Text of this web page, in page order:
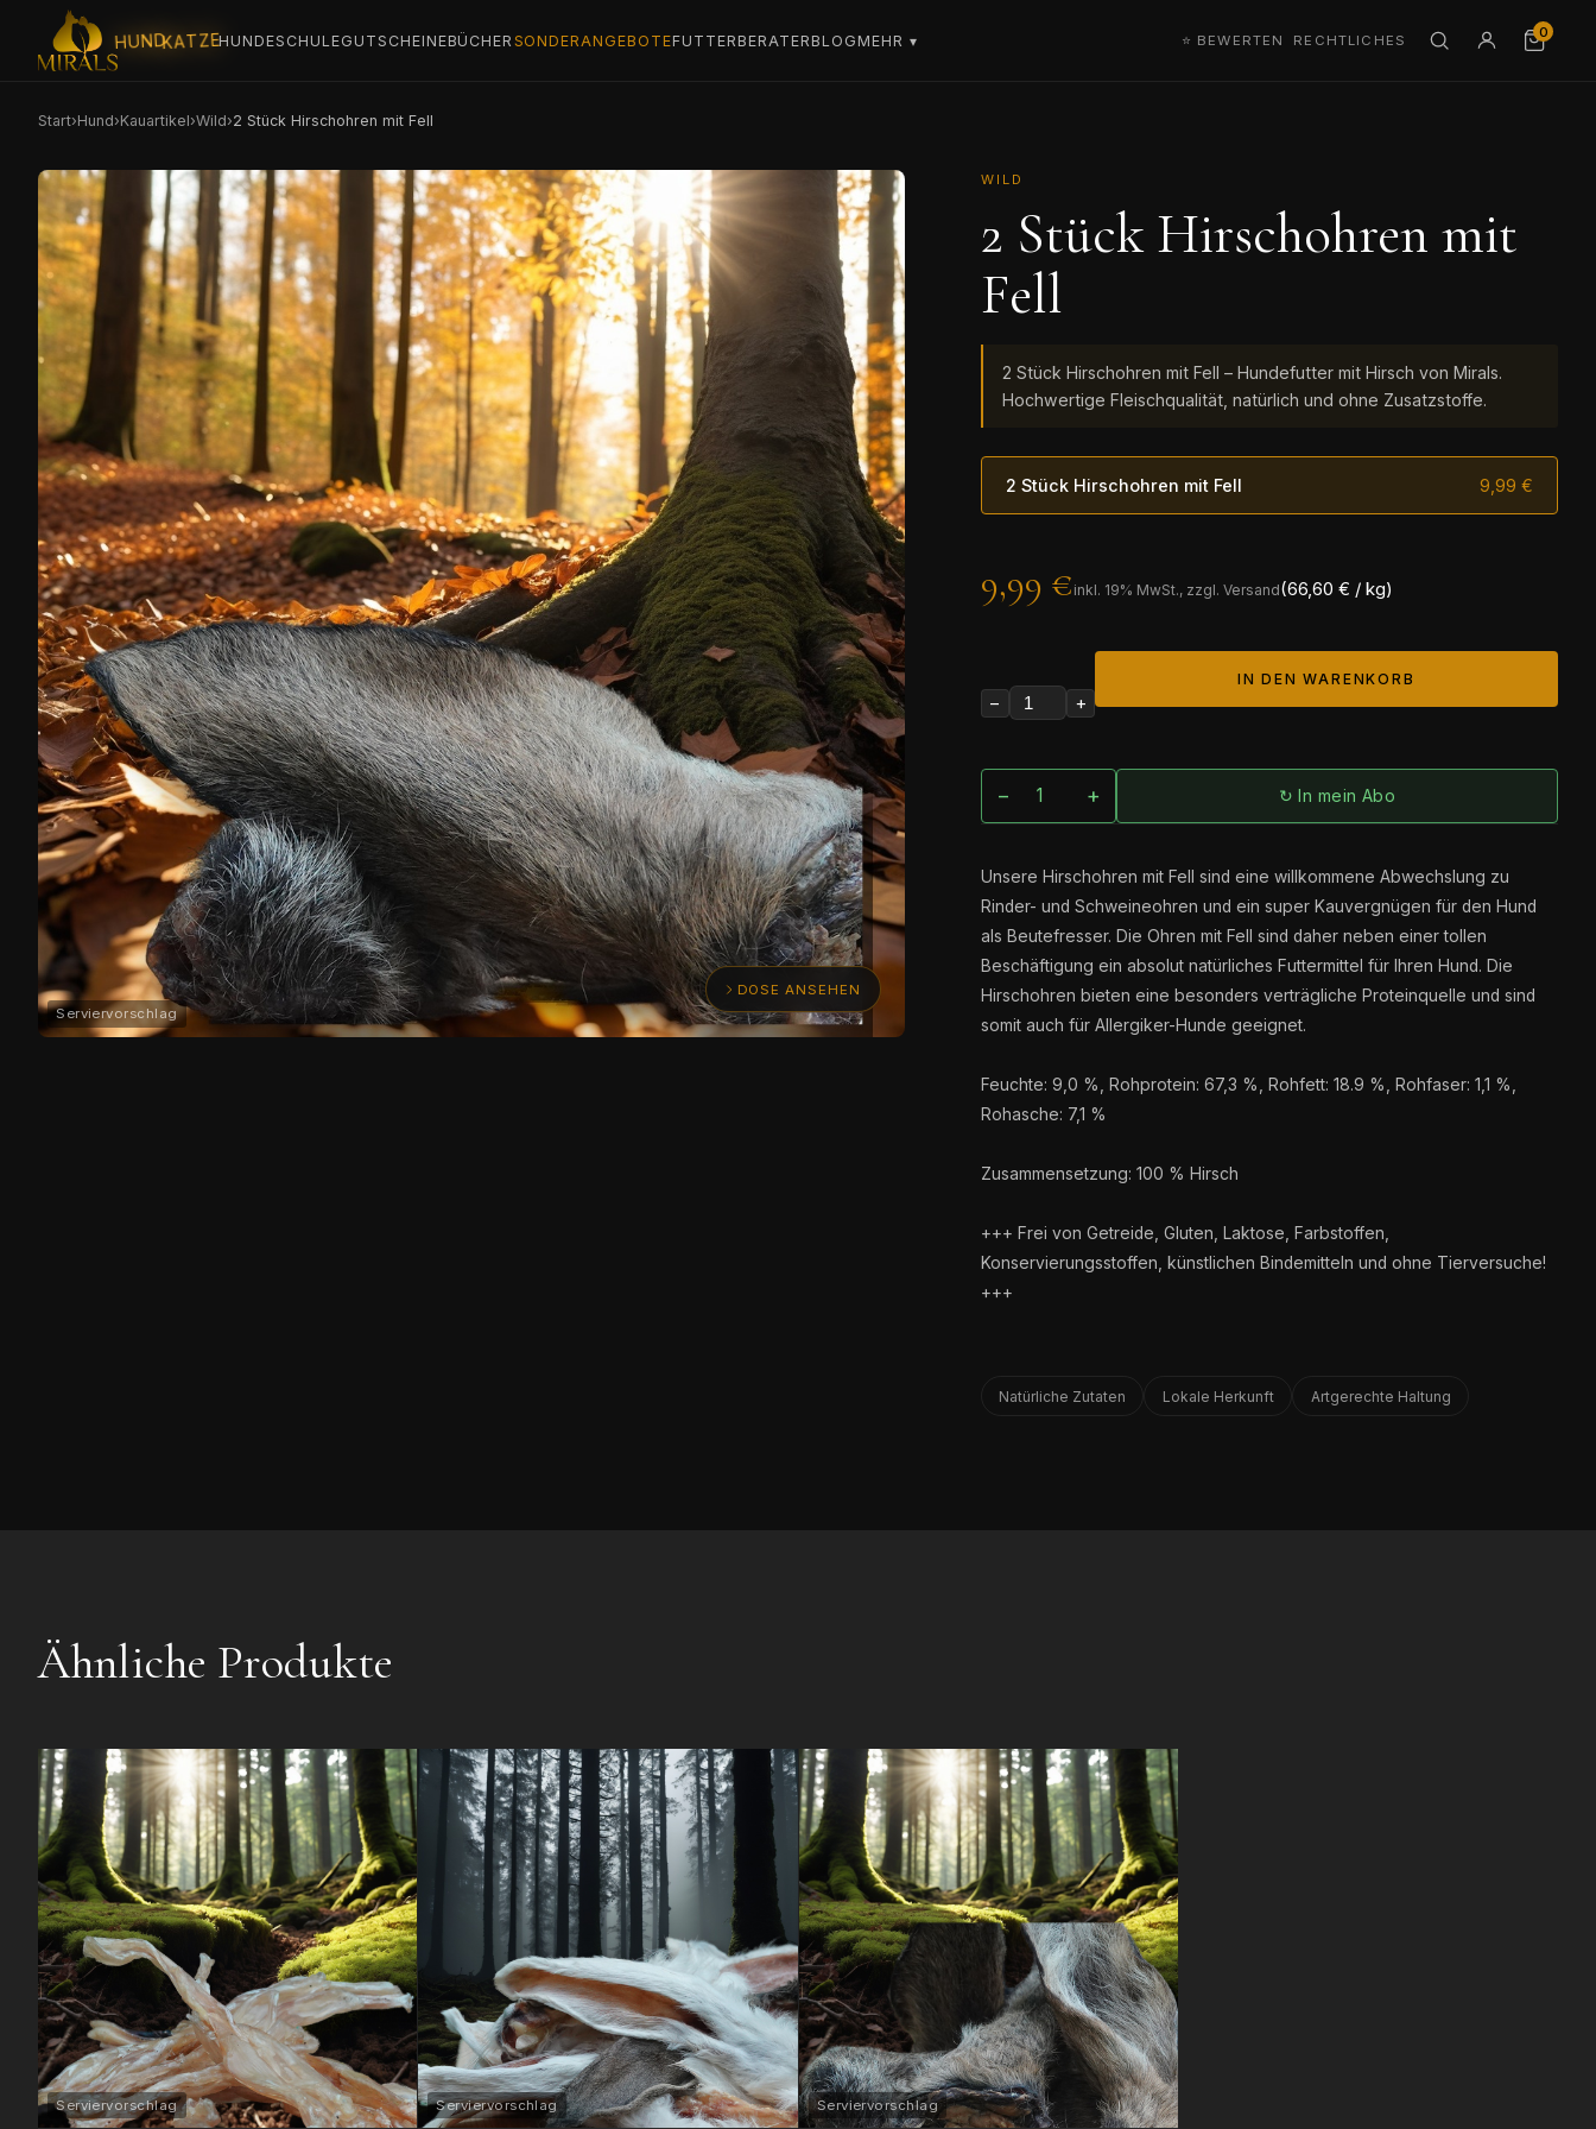
HUNDKATZEHUNDESCHULEGUTSCHEINEBÜCHER SONDERANGEBOTEFUTTERBERATER BLOG MEHR ▾ ⭐ BEWERTEN RECHTLICHES
0
Start›Hund›Kauartikel›Wild›2 Stück Hirschohren mit Fell
DOSE ANSEHEN
WILD
2 Stück Hirschohren mit
Fell
2 Stück Hirschohren mit Fell – Hundefutter mit Hirsch von Mirals.
Hochwertige Fleischqualität, natürlich und ohne Zusatzstoffe.
2 Stück Hirschohren mit Fell 9,99 €
9,99 € inkl. 19% MwSt., zzgl. Versand(66,60 € / kg)
− +
IN DEN WARENKORB
− + ↻ In mein Abo
Unsere Hirschohren mit Fell sind eine willkommene Abwechslung zu
Rinder- und Schweineohren und ein super Kauvergnügen für den Hund
als Beutefresser. Die Ohren mit Fell sind daher neben einer tollen
Beschäftigung ein absolut natürliches Futtermittel für Ihren Hund. Die
Hirschohren bieten eine besonders verträgliche Proteinquelle und sind
somit auch für Allergiker-Hunde geeignet.
Feuchte: 9,0 %, Rohprotein: 67,3 %, Rohfett: 18.9 %, Rohfaser: 1,1 %,
Rohasche: 7,1 %
Zusammensetzung: 100 % Hirsch
+++ Frei von Getreide, Gluten, Laktose, Farbstoffen,
Konservierungsstoffen, künstlichen Bindemitteln und ohne Tierversuche!
+++
Natürliche Zutaten Lokale Herkunft Artgerechte Haltung
Ähnliche Produkte